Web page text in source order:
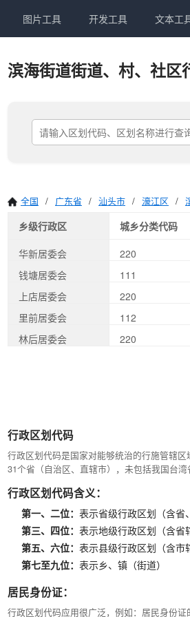
图片工具 开发工具 文本工
滨海街道街道、村、社区
全国 / 广东省 / 汕头市 / 濠江区 /
乡级行政区 城乡分类代码
华新居委会
220
钱塘居委会
111
上店居委会
220
里前居委会
112
林后居委会
220
行政区划代码
行政区划代码是国家对能够统治的行施管辖
31个省（自治区、直辖市），未包括我国台
行政区划代码含义：
第一、二位： 表示省级行政区划（含省
第三、四位： 表示地级行政区划（含省
第五、六位： 表示县级行政区划（含市
第七至九位： 表示乡、镇（街道）
居民身份证：
行政区划代码应用很广泛，例如：居民身份